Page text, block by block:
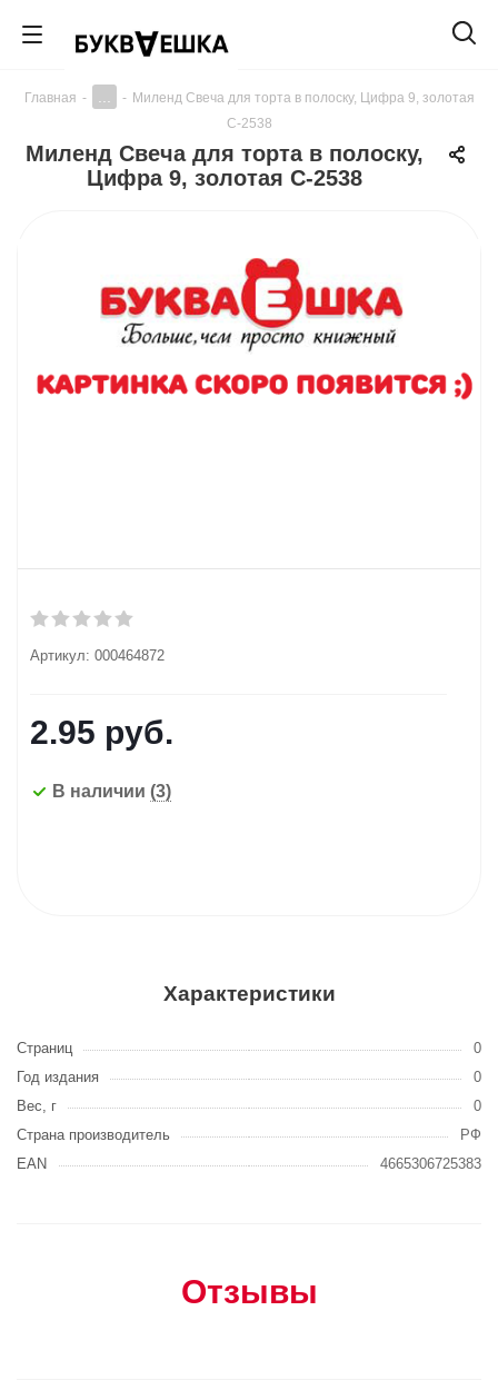
Главная - - Миленд Свеча для торта в полоску, Цифра 9, золотая
С-2538
Миленд Свеча для торта в полоску,
Цифра 9, золотая С-2538
Артикул: 000464872
2.95 руб.
В наличии (3)
Характеристики
Страниц
0
Год издания
0
Вес, г
0
Страна производитель
РФ
EAN
4665306725383
Отзывы